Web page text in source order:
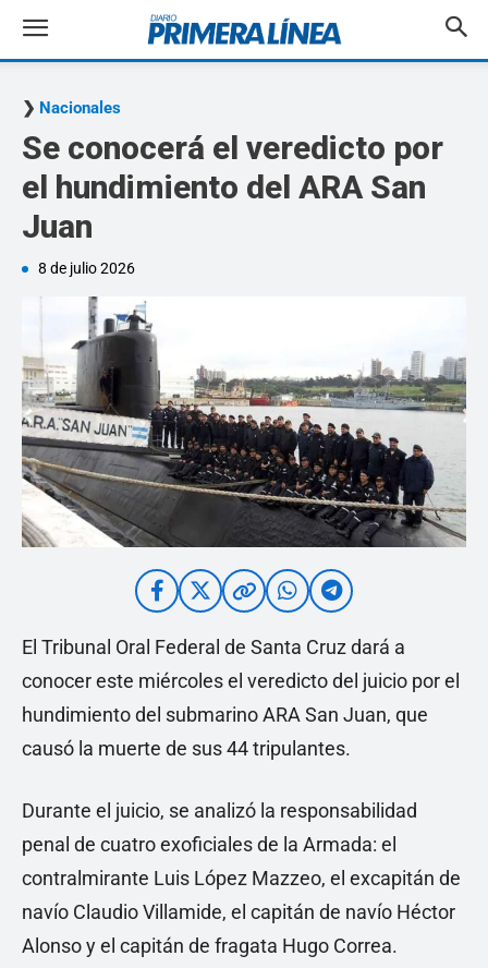
Nacionales
Se conocerá el veredicto por
el hundimiento del ARA San
Juan
8 de julio 2026
El Tribunal Oral Federal de Santa Cruz dará a
conocer este miércoles el veredicto del juicio por el
hundimiento del submarino ARA San Juan, que
causó la muerte de sus 44 tripulantes.
Durante el juicio, se analizó la responsabilidad
penal de cuatro exoficiales de la Armada: el
contralmirante Luis López Mazzeo, el excapitán de
navío Claudio Villamide, el capitán de navío Héctor
Alonso y el capitán de fragata Hugo Correa.